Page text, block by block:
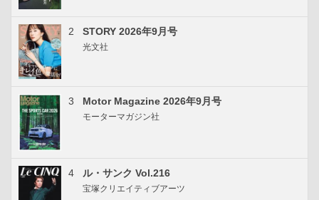
2 STORY 2026年9月号
光文社
3 Motor Magazine 2026年9月号
モーターマガジン社
4 ル・サンク Vol.216
宝塚クリエイティブアーツ